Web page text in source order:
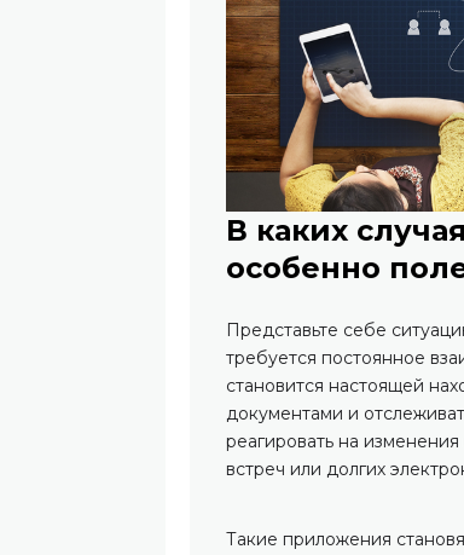
В каких
особенно
Представьте себе
требуется постоянное
становится настоящей
документами и
реагировать на
встреч или долгих
Такие приложения